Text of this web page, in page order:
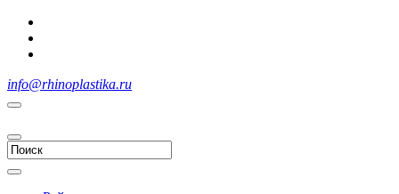
info@rhinoplastika.ru